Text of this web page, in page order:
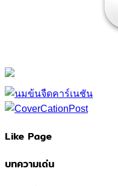
Like Page
บทความเด่น